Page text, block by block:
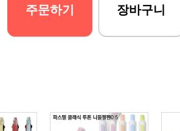
주문하기 장바구니